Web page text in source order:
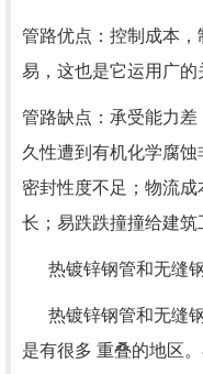
管路优点：控制成本
易，这也是它运用广的
管路缺点：承受能力
久性遭到有机化学腐
密封性度不足；物流
长；易跌跌撞撞给建筑
热镀锌钢管和无缝
热镀锌钢管和无缝钢
是有很多 重叠的地区